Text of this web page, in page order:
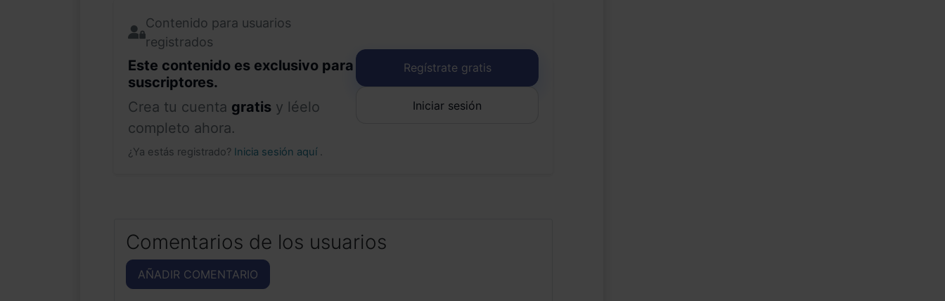
Contenido para usuarios
registrados
Este contenido es exclusivo para
suscriptores.
Crea tu cuenta gratis y léelo
completo ahora.
¿Ya estás registrado? Inicia sesión aquí .
Regístrate gratis
Iniciar sesión
Comentarios de los usuarios
AÑADIR COMENTARIO